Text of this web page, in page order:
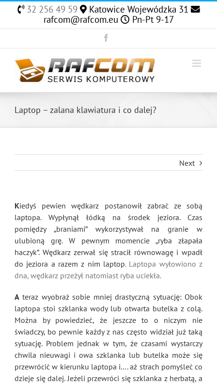
content
32 256 49 59
Katowice Wojewódzka 31
rafcom@rafcom.eu
Pn-Pt 9-17
Laptop – zalana klawiatura i co dalej?
Next
Kiedyś pewien wędkarz postanowił zabrać ze sobą
laptopa. Wypłynął łódką na środek jeziora. Czas
pomiędzy „braniami” wykorzystywał na granie w
ulubioną grę. W pewnym momencie „ryba złapała
haczyk”. Wędkarz zerwał się stracił równowagę i wpadł
do jeziora a razem z nim laptop. Laptopa wyłowiono z
dna, wędkarz przeżył natomiast ryba uciekła.
A teraz wyobraź sobie mniej drastyczną sytuację: Obok
laptopa stoi szklanka wody lub otwarta butelka z colą.
Można by powiedzieć, że jeszcze to o niczym nie
świadczy, bo pewnie każdy z nas często widział już taką
sytuację. Problem jednak w tym, że czasami wystarczy
chwila nieuwagi i owa szklanka lub butelka może się
przewrócić w kierunku laptopa i…. aż strach pomyśleć co
dzieje się dalej. Jeżeli przewróci się szklanka z herbatą, a